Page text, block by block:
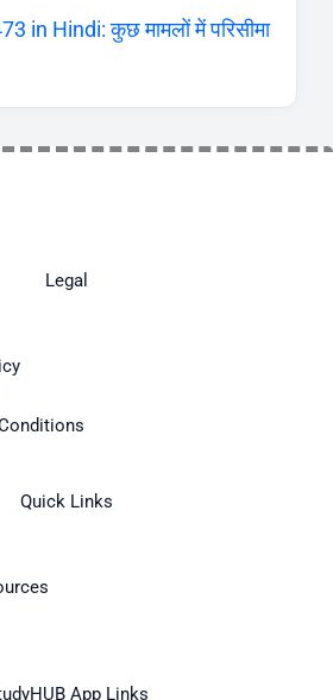
in Hindi: कुछ मामलों में परिसीमा
Legal
Quick Links
App Links